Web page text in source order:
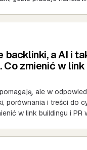
backlinki, a AI i
Co zmienić w
ale w
porównania i treści do
w link buildingu i PR